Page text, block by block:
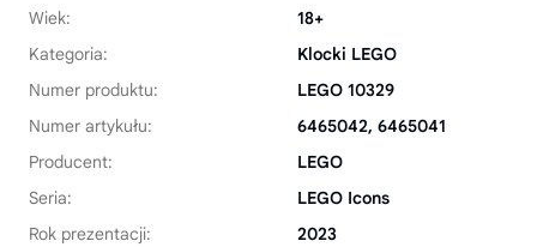
Wiek:
18+
Kategoria:
Klocki LEGO
Numer produktu:
LEGO 10329
Numer artykułu:
6465042, 6465041
Producent:
LEGO
Seria:
LEGO Icons
Rok prezentacji:
2023